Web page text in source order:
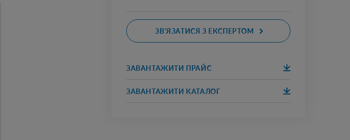
ЗВ'ЯЗАТИСЯ З ЕКСПЕРТОМ
ЗАВАНТАЖИТИ ПРАЙС
ЗАВАНТАЖИТИ КАТАЛОГ